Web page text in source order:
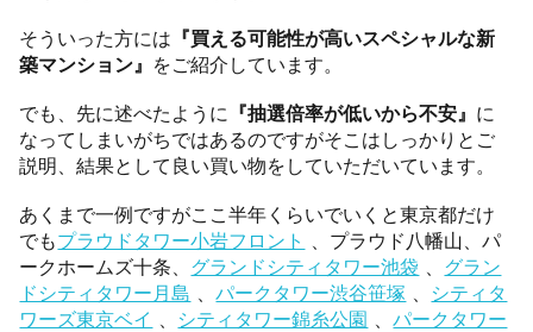
そういった方には 『買える可能性が高いスペシャルな新
築マンション』 をご紹介しています。
でも、先に述べたように 『抽選倍率が低いから不安』 に
なってしまいがちではあるのですがそこはしっかりとご
説明、結果として良い買い物をしていただいています。
あくまで一例ですがここ半年くらいでいくと東京都だけ
でもプラウドタワー小岩フロント
、プラウド八幡山、パ
ークホームズ十条、 グランドシティタワー池袋
グラン
ドシティタワー月島
、パークタワー渋谷笹塚
シティタ
ワーズ東京ベイ
シティタワー錦糸公園 、パークタワー